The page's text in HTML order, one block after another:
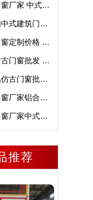
南京仿古门窗厂家 中式仿古门窗定制 节能防水
从古至今的中式建筑门窗到底有多美「冠墅阳光」
仿古中式门窗定制价格 铝合金仿古门窗报价
园林景区仿古门窗批发 铝合金仿古门窗采购-冠墅阳光
中式断桥铝仿古门窗批发 冠墅阳光仿古门窗 6000平米实体工厂
安徽仿古门窗厂家铝合金仿古门窗批发 免费设计出货快
六安仿古门窗厂家中式仿古门窗制作 6000平米源头厂家
推荐